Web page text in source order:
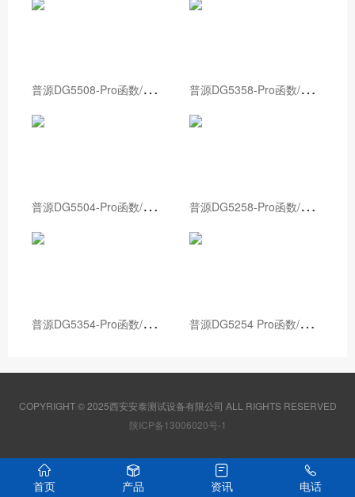
普
源DG5508-Pro函数/任意波形发生器 普
源DG5358-Pro函数/任意波形发生器
普
源DG5504-Pro函数/任意波形发生器 普
源DG5258-Pro函数/任意波形发生器
普
源DG5354-Pro函数/任意波形发生器 普
源DG5254 Pro函数/任意波形发生器
COPYRIGHT © 2025西安安泰测试设备有限公司 ALL RIGHTS RESERVED
陕ICP备13006020号-1
首页 产品 资讯 电话